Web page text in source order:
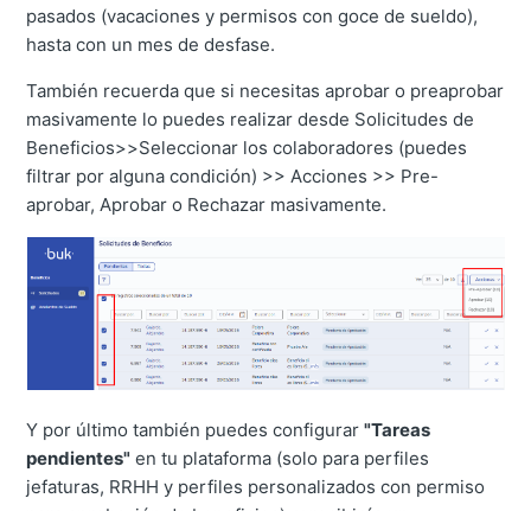
pasados (vacaciones y permisos con goce de sueldo),
hasta con un mes de desfase.
También recuerda que si necesitas aprobar o preaprobar
masivamente lo puedes realizar desde Solicitudes de
Beneficios>>Seleccionar los colaboradores (puedes
filtrar por alguna condición) >> Acciones >> Pre-
aprobar, Aprobar o Rechazar masivamente.
Y por último también puedes configurar"Tareas
pendientes" en tu plataforma (solo para perfiles
jefaturas, RRHH y perfiles personalizados con permiso